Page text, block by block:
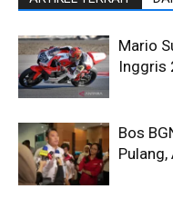
Mario
Inggris
Bos